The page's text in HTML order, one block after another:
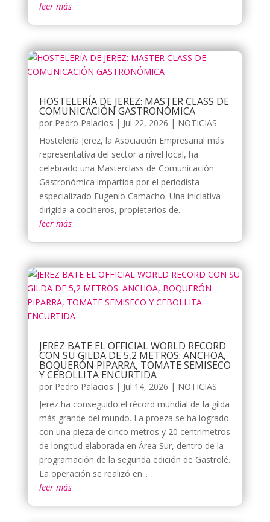
leer más
HOSTELERÍA DE JEREZ: MASTER CLASS DE
COMUNICACIÓN GASTRONÓMICA
por Pedro Palacios | Jul 22, 2026 | NOTICIAS
Hostelería Jerez, la Asociación Empresarial más
representativa del sector a nivel local, ha
celebrado una Masterclass de Comunicación
Gastronómica impartida por el periodista
especializado Eugenio Camacho. Una iniciativa
dirigida a cocineros, propietarios de...
leer más
JEREZ BATE EL OFFICIAL WORLD RECORD
CON SU GILDA DE 5,2 METROS: ANCHOA,
BOQUERÓN PIPARRA, TOMATE SEMISECO
Y CEBOLLITA ENCURTIDA
por Pedro Palacios | Jul 14, 2026 | NOTICIAS
Jerez ha conseguido el récord mundial de la gilda
más grande del mundo. La proeza se ha logrado
con una pieza de cinco metros y 20 centrimetros
de longitud elaborada en Área Sur, dentro de la
programación de la segunda edición de Gastrolé.
La operación se realizó en...
leer más